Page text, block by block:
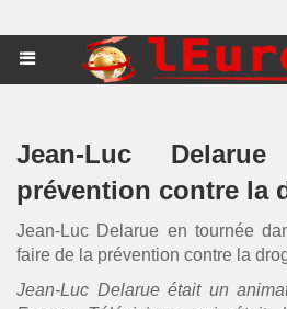
Jean-Luc
prévention contre la
Jean-Luc Delarue en tournée
faire de la prévention contre la
Jean-Luc Delarue était un